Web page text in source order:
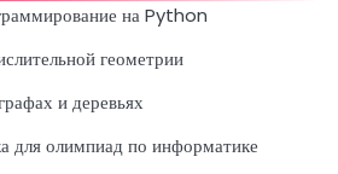
на Python
геометрии
и деревьях
для олимпиад по информатике